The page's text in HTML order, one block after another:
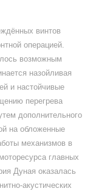
вин­тов
операцией.
возможным
назойливая
и настой­чивые
перегрева
дополнительного
на обложенные
механиз­мов в
главных
Дуная оказалась
акустических